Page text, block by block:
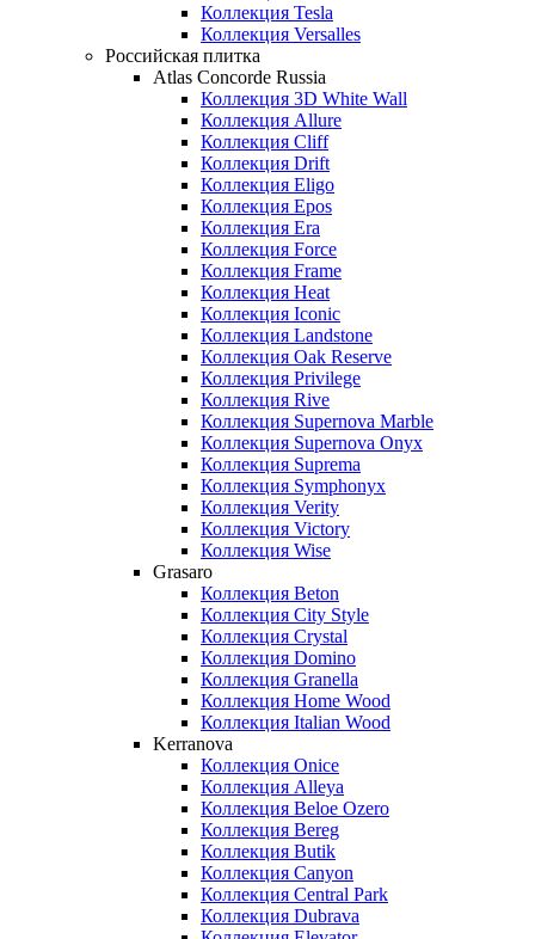
Коллекция Tesla
Коллекция Versalles
Российская плитка
Atlas Concorde Russia
Коллекция 3D White Wall
Коллекция Allure
Коллекция Cliff
Коллекция Drift
Коллекция Eligo
Коллекция Epos
Коллекция Era
Коллекция Force
Коллекция Frame
Коллекция Heat
Коллекция Iconic
Коллекция Landstone
Коллекция Oak Reserve
Коллекция Privilege
Коллекция Rive
Коллекция Supernova Marble
Коллекция Supernova Onyx
Коллекция Suprema
Коллекция Symphonyx
Коллекция Verity
Коллекция Victory
Коллекция Wise
Grasaro
Коллекция Beton
Коллекция City Style
Коллекция Crystal
Коллекция Domino
Коллекция Granella
Коллекция Home Wood
Коллекция Italian Wood
Kerranova
Коллекция Onice
Коллекция Alleya
Коллекция Beloe Ozero
Коллекция Bereg
Коллекция Butik
Коллекция Canyon
Коллекция Central Park
Коллекция Dubrava